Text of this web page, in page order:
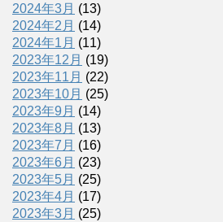
2024年3月 (13)
2024年2月 (14)
2024年1月 (11)
2023年12月 (19)
2023年11月 (22)
2023年10月 (25)
2023年9月 (14)
2023年8月 (13)
2023年7月 (16)
2023年6月 (23)
2023年5月 (25)
2023年4月 (17)
2023年3月 (25)